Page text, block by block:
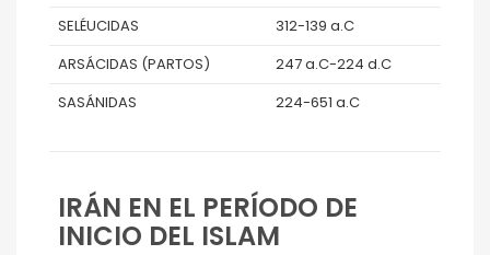
SELÉUCIDAS
312-139 a.C
ARSÁCIDAS (PARTOS)
247 a.C-224 d.C
SASÁNIDAS
224-651 a.C
IRÁN EN EL PERÍODO DE
INICIO DEL ISLAM